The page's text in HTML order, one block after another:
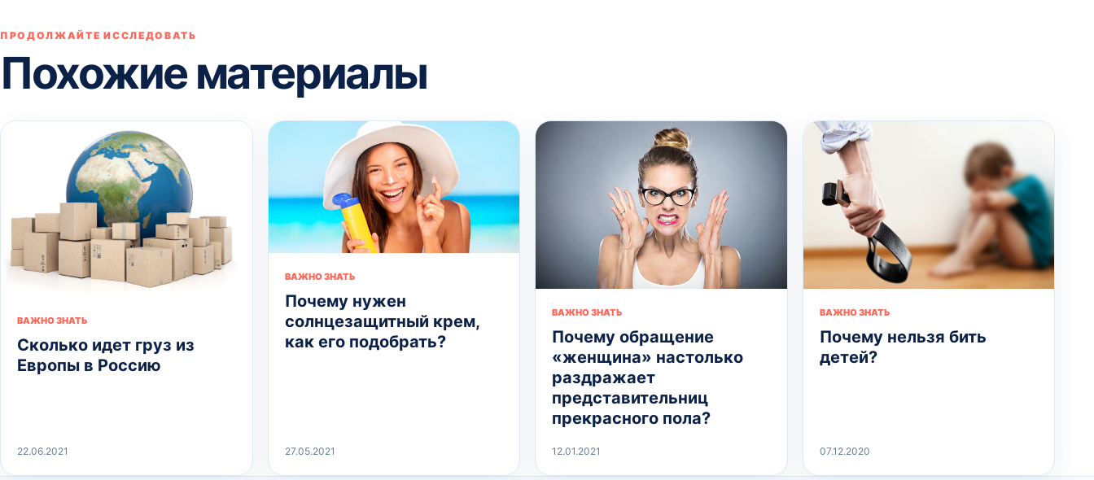
ПРОДОЛЖАЙТЕ ИССЛЕДОВАТЬ
Похожие материалы
ВАЖНО ЗНАТЬ
Сколько идет груз из
Европы в Россию
22.06.2021
ВАЖНО ЗНАТЬ
Почему нужен
солнцезащитный крем,
как его подобрать?
27.05.2021
ВАЖНО ЗНАТЬ
Почему обращение
«женщина» настолько
раздражает
представительниц
прекрасного пола?
12.01.2021
ВАЖНО ЗНАТЬ
Почему нельзя бить
детей?
07.12.2020